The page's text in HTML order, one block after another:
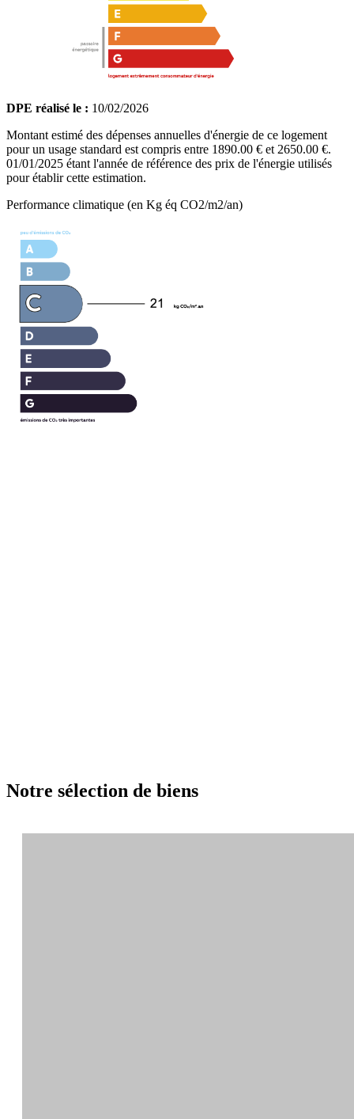
DPE réalisé le : 10/02/2026
Montant estimé des dépenses annuelles d'énergie de ce logement
pour un usage standard est compris entre 1890.00 € et 2650.00 €.
01/01/2025 étant l'année de référence des prix de l'énergie utilisés
pour établir cette estimation.
Performance climatique (en Kg éq CO2/m2/an)
Notre sélection de biens